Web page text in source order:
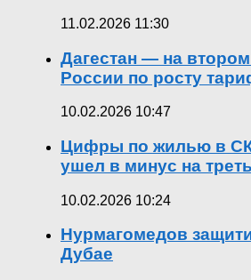
11.02.2026 11:30
Дагестан — на
России по росту
10.02.2026 10:47
Цифры по жилью в
ушел в минус на треть
10.02.2026 10:24
Нурмагомедов
Дубае